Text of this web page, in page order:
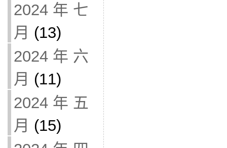
2024 年 七
月 (13)
2024 年 六
月 (11)
2024 年 五
月 (15)